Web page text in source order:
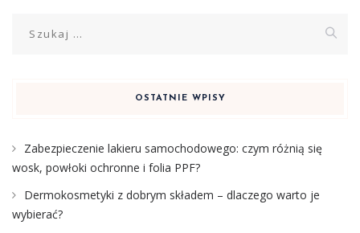
OSTATNIE WPISY
Zabezpieczenie lakieru samochodowego: czym różnią się
wosk, powłoki ochronne i folia PPF?
Dermokosmetyki z dobrym składem – dlaczego warto je
wybierać?